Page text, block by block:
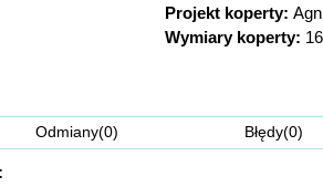
Projekt koperty:
Wymiary koperty:
Odmiany(0)